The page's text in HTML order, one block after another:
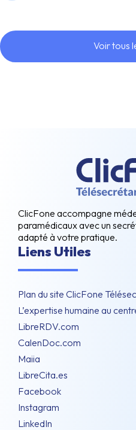
Voir tous
ClicFone accompagne
paramédicaux avec un
adapté à votre pratique.
Liens Utiles
Plan du site ClicFone
L’expertise humaine au
LibreRDV.com
CalenDoc.com
Maiia
LibreCita.es
Facebook
Instagram
LinkedIn